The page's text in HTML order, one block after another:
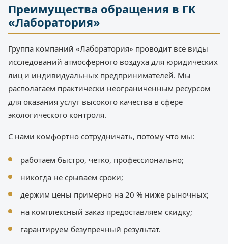
Преимущества обращения в ГК
«Лаборатория»
Группа компаний «Лаборатория» проводит все виды
исследований атмосферного воздуха для юридических
лиц и индивидуальных предпринимателей. Мы
располагаем практически неограниченным ресурсом
для оказания услуг высокого качества в сфере
экологического контроля.
С нами комфортно сотрудничать, потому что мы:
работаем быстро, четко, профессионально;
никогда не срываем сроки;
держим цены примерно на 20 % ниже рыночных;
на комплексный заказ предоставляем скидку;
гарантируем безупречный результат.